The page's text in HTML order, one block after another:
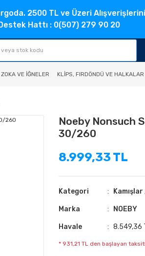
2500 TL ve Üzeri
Hattı : 0(507) 279 90 20
ZOKA VE İĞNELER KLIPS, FIRDÖNDÜ VE HALKALAR
Noeby Nonsuch
30/260
8.999,33 TL
Kategori Kamışlar
Marka NOEBY
Havale 8.549,36
* 931,21 TL den başlayan